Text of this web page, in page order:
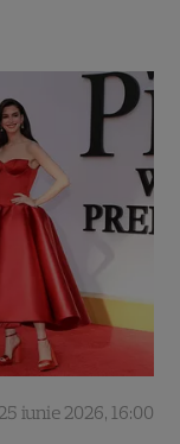
25 iunie 2026, 16:00